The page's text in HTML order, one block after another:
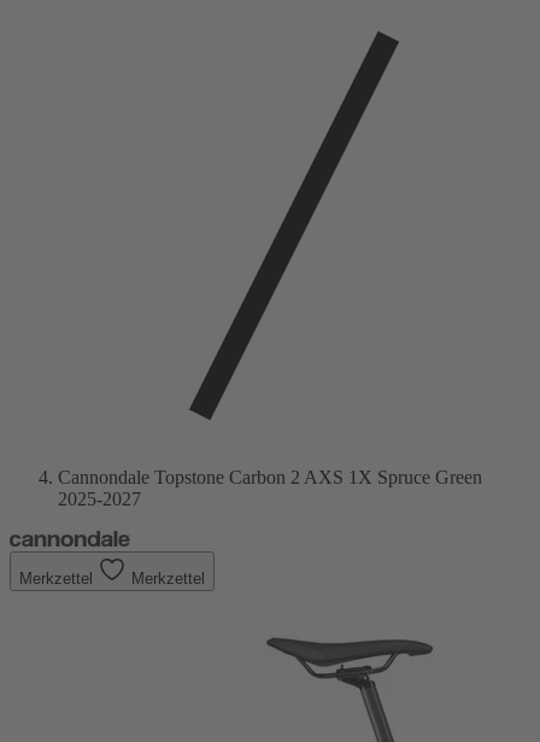
Cannondale Topstone Carbon 2 AXS 1X Spruce Green
2025-2027
Merkzettel Merkzettel